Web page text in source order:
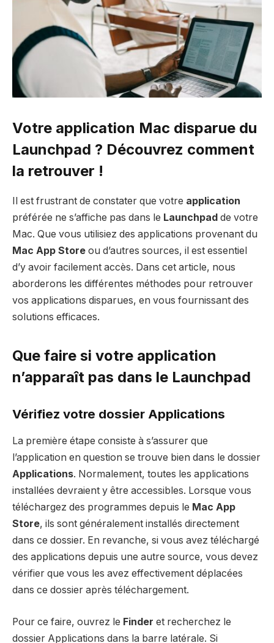
Votre application Mac disparue du
Launchpad ? Découvrez comment
la retrouver !
Il est frustrant de constater que votre application
préférée ne s’affiche pas dans le Launchpad de votre
Mac. Que vous utilisiez des applications provenant du
Mac App Store ou d’autres sources, il est essentiel
d’y avoir facilement accès. Dans cet article, nous
aborderons les différentes méthodes pour retrouver
vos applications disparues, en vous fournissant des
solutions efficaces.
Que faire si votre application
n’apparaît pas dans le Launchpad
Vérifiez votre dossier Applications
La première étape consiste à s’assurer que
l’application en question se trouve bien dans le dossier
Applications. Normalement, toutes les applications
installées devraient y être accessibles. Lorsque vous
téléchargez des programmes depuis le Mac App
Store, ils sont généralement installés directement
dans ce dossier. En revanche, si vous avez téléchargé
des applications depuis une autre source, vous devez
vérifier que vous les avez effectivement déplacées
dans ce dossier après téléchargement.
Pour ce faire, ouvrez le Finder et recherchez le
dossier Applications dans la barre latérale. Si